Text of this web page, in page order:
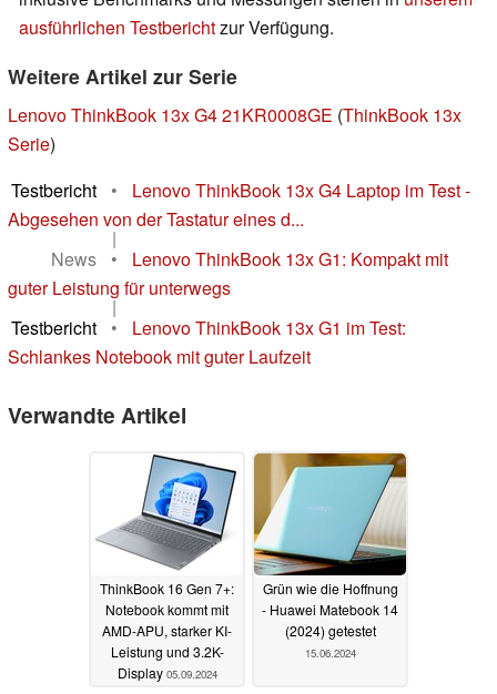
ausführlichen Testberichtzur Verfügung.
Weitere Artikel zur Serie
Lenovo ThinkBook 13x G4 21KR0008GE (ThinkBook 13x
Serie)
Testbericht
•
Lenovo ThinkBook 13x G4 Laptop im Test -
Abgesehen von der Tastatur eines d...
|
News
•
Lenovo ThinkBook 13x G1: Kompakt mit
guter Leistung für unterwegs
|
Testbericht
•
Lenovo ThinkBook 13x G1 im Test:
Schlankes Notebook mit guter Laufzeit
Verwandte Artikel
ThinkBook 16 Gen 7+:
Notebook kommt mit
AMD-APU, starker KI-
Leistung und 3.2K-
Display 05.09.2024
Grün wie die Hoffnung
- Huawei Matebook 14
(2024) getestet
15.06.2024